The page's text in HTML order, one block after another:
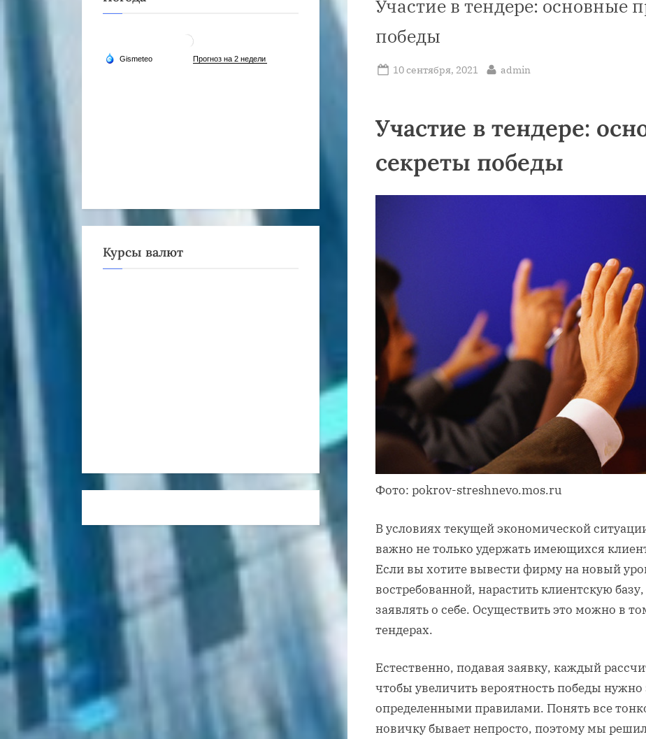
Участие в тендере: основные
победы
Posted
10 сентября, 2021 By
admin
Участие в тендере:
секреты победы
Фото: pokrov-streshnevo.mos.ru
В условиях текущей экономической
важно не только удержать имеющихся
Если вы хотите вывести фирму на новый
востребованной, нарастить клиентскую
заявлять о себе. Осуществить это можно в
тендерах.
Естественно, подавая заявку, каждый
чтобы увеличить вероятность победы нужно
определенными правилами. Понять все
новичку бывает непросто, поэтому мы
Курсы валют